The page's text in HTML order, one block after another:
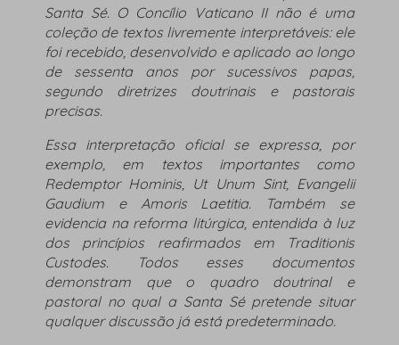
Santa Sé. O Concílio Vaticano II não é uma
coleção de textos livremente interpretáveis: ele
foi recebido, desenvolvido e aplicado ao longo
de sessenta anos por sucessivos papas,
segundo diretrizes doutrinais e pastorais
precisas.
Essa interpretação oficial se expressa, por
exemplo, em textos importantes como
Redemptor Hominis, Ut Unum Sint, Evangelii
Gaudium e Amoris Laetitia. Também se
evidencia na reforma litúrgica, entendida à luz
dos princípios reafirmados em
Traditionis
Custodes. Todos esses documentos
demonstram que o quadro doutrinal e
pastoral no qual a Santa Sé pretende situar
qualquer discussão já está predeterminado.